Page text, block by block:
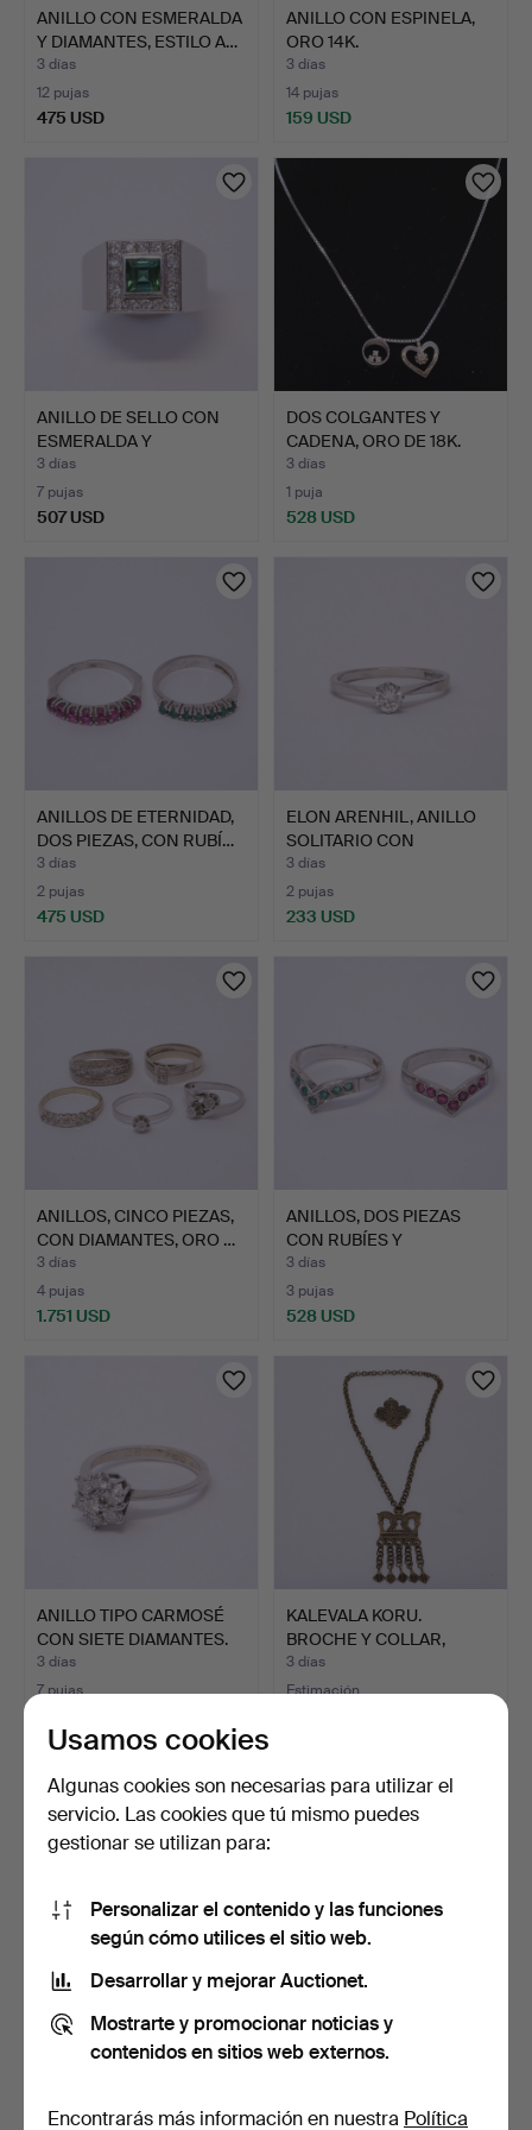
ANILLO CON ESMERALDA
Y DIAMANTES, ESTILO A…
3 días
12 pujas
475 USD
ANILLO CON ESPINELA,
ORO 14K.
3 días
14 pujas
159 USD
ANILLO DE SELLO CON
ESMERALDA Y
DIAMANTES.
3 días
7 pujas
507 USD
DOS COLGANTES Y
CADENA, ORO DE 18K.
3 días
1 puja
528 USD
ANILLOS DE ETERNIDAD,
DOS PIEZAS, CON RUBÍ…
3 días
2 pujas
475 USD
ELON ARENHIL, ANILLO
SOLITARIO CON
DIAMANT…
3 días
2 pujas
233 USD
ANILLOS, CINCO PIEZAS,
CON DIAMANTES, ORO …
3 días
4 pujas
1.751 USD
ANILLOS, DOS PIEZAS
CON RUBÍES Y
ESMERALDA…
3 días
3 pujas
528 USD
ANILLO TIPO CARMOSÉ
CON SIETE DIAMANTES.
3 días
7 pujas
KALEVALA KORU.
BROCHE Y COLLAR,
BRONCE, FI…
3 días
Estimación
PENDIENTES, UN PAR,
CON DIAMANTES, ORO
249 USD
ANILLO CON DIAMANTE Y
RUBÍES, ORO 18K.
3 días
528 USD
Usamos cookies
Algunas cookies son necesarias para utilizar el
servicio. Las cookies que tú mismo puedes
gestionar se utilizan para:
Personalizar el contenido y las funciones
según cómo utilices el sitio web.
Desarrollar y mejorar Auctionet.
Mostrarte y promocionar noticias y
contenidos en sitios web externos.
Encontrarás más información en nuestra Política